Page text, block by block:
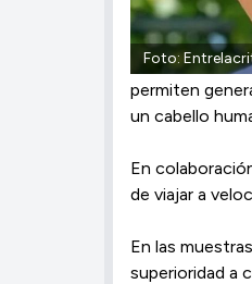
Foto:
permiten
un cabello
En
de viajar a
En las
superioridad a